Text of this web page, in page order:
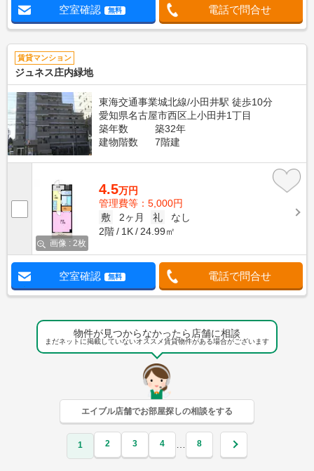
空室確認 無料 電話で問合せ
賃貸マンション
ジュネス庄内緑地
東海交通事業城北線/小田井駅 徒歩10分
愛知県名古屋市西区上小田井1丁目
築年数
築32年
建物階数
7階建
画像 : 2枚
4.5万円
管理費等：5,000円
敷
2ヶ月 礼
なし
2階
1K 24.99㎡
空室確認 無料 電話で問合せ
物件が見つからなかったら店舗に相談
まだネットに掲載していないオススメ賃貸物件がある場合がございます
エイブル店舗でお部屋探しの相談をする
1 2 3 4 … 8